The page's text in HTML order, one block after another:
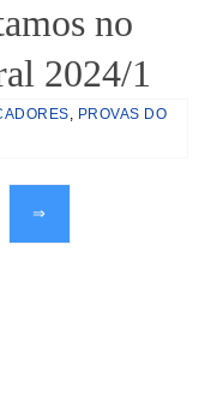
no
2024/1
, PROVAS DO
⇒